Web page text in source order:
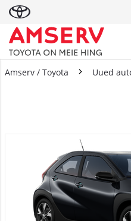
Amserv / Toyota Uued